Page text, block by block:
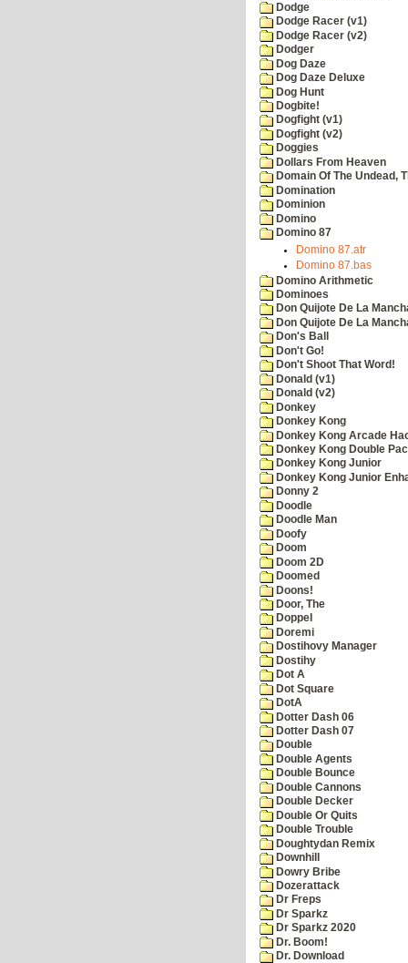
Dodge
Dodge Racer (v1)
Dodge Racer (v2)
Dodger
Dog Daze
Dog Daze Deluxe
Dog Hunt
Dogbite!
Dogfight (v1)
Dogfight (v2)
Doggies
Dollars From Heaven
Domain Of The Undead,
Domination
Dominion
Domino
Domino 87
Domino 87.atr
Domino 87.bas
Domino Arithmetic
Dominoes
Don Quijote De La
Don Quijote De La
Don's Ball
Don't Go!
Don't Shoot That Word!
Donald (v1)
Donald (v2)
Donkey
Donkey Kong
Donkey Kong Arcade
Donkey Kong Double
Donkey Kong Junior
Donkey Kong Junior
Donny 2
Doodle
Doodle Man
Doofy
Doom
Doom 2D
Doomed
Doons!
Door, The
Doppel
Doremi
Dostihovy Manager
Dostihy
Dot A
Dot Square
DotA
Dotter Dash 06
Dotter Dash 07
Double
Double Agents
Double Bounce
Double Cannons
Double Decker
Double Or Quits
Double Trouble
Doughtydan Remix
Downhill
Dowry Bribe
Dozerattack
Dr Freps
Dr Sparkz
Dr Sparkz 2020
Dr. Boom!
Dr. Download